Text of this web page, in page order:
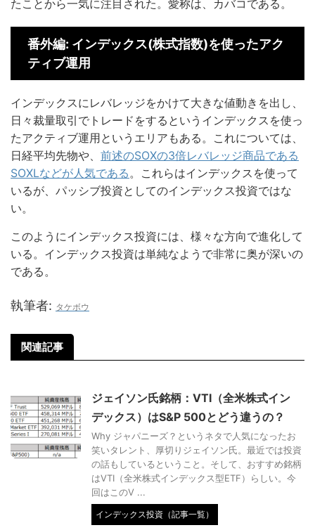
たことから一気に注目された。愛称は、カバコである。
番外編: インデックス(株式指数)を使ったアク
ティブ運用
インデックスにレバレッジをかけて大きな値動きを出し、
日々裁量取引でトレードをするというインデックスを使っ
たアクティブ運用というエリアもある。これについては、
日経平均先物や、 前述のSOXの3倍レバレッジ商品である
SOXLなどが人気である。これらはインデックスを使って
いるが、パッシブ投資としてのインデックス投資ではな
い。
このようにインデックス投資には、様々な方向で進化して
いる。インデックス投資は単純なようで非常に奥が深いの
である。
執筆者: タケボウ
関連記事
ジェイソン氏銘柄：VTI（全米株式イン
デックス）はS&P 500とどう違うの？
Why ジャパニーズ？というネタで人気になったお
笑いタレント、厚切りジェイソン氏。最近では投資
の話もしているということ。そして、おすすめ銘柄
はVTI（全米株式インデックス型ETF）らしい。今
回はこのV ...
インデックス投資（記事一覧）